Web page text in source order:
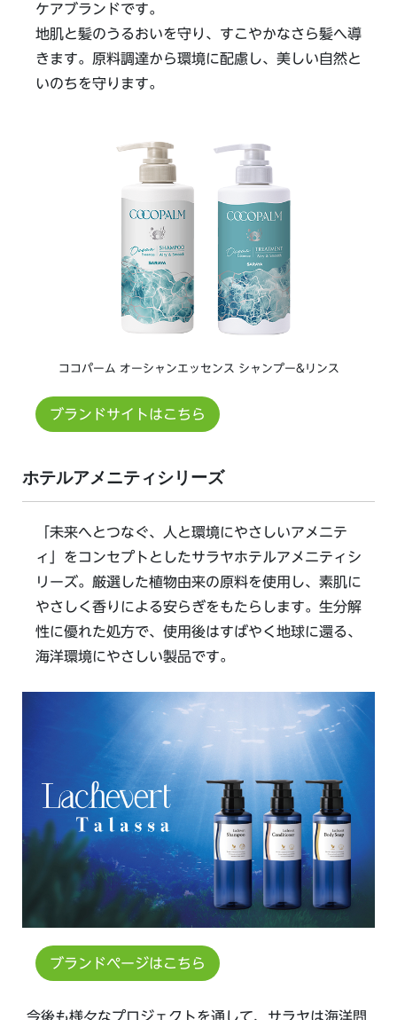
ケアブランドです。
地肌と髪のうるおいを守り、すこやかなさら髪へ導
きます。原料調達から環境に配慮し、美しい自然と
いのちを守ります。
ココパーム オーシャンエッセンス シャンプー&リンス
ブランドサイトはこちら
ホテルアメニティシリーズ
「未来へとつなぐ、人と環境にやさしいアメニテ
ィ」をコンセプトとしたサラヤホテルアメニティシ
リーズ。厳選した植物由来の原料を使用し、素肌に
やさしく香りによる安らぎをもたらします。生分解
性に優れた処方で、使用後はすばやく地球に還る、
海洋環境にやさしい製品です。
ブランドページはこちら
今後も様々なプロジェクトを通して、サラヤは海洋問